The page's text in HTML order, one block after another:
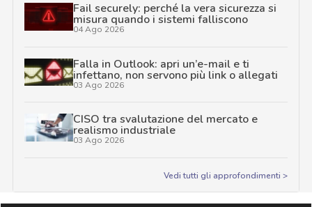
Fail securely: perché la vera sicurezza si
misura quando i sistemi falliscono
04 Ago 2026
Falla in Outlook: apri un’e-mail e ti
infettano, non servono più link o allegati
03 Ago 2026
CISO tra svalutazione del mercato e
realismo industriale
03 Ago 2026
Vedi tutti gli approfondimenti >